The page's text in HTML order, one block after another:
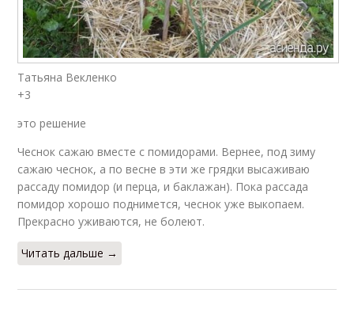
Татьяна Векленко
+3
это решение
Чеснок сажаю вместе с помидорами. Вернее, под зиму
сажаю чеснок, а по весне в эти же грядки высаживаю
рассаду помидор (и перца, и баклажан). Пока рассада
помидор хорошо поднимется, чеснок уже выкопаем.
Прекрасно уживаются, не болеют.
Читать дальше →